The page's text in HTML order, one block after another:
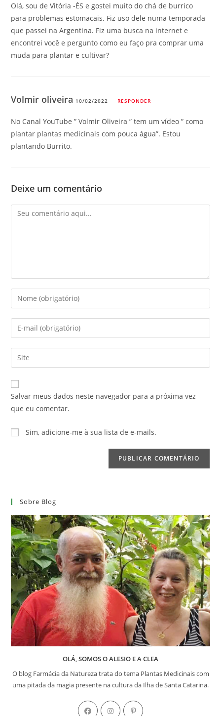
Olá, sou de Vitória -ÉS e gostei muito do chá de burrico
para problemas estomacais. Fiz uso dele numa temporada
que passei na Argentina. Fiz uma busca na internet e
encontrei você e pergunto como eu faço pra comprar uma
muda para plantar e cultivar?
Volmir oliveira 10/02/2022 RESPONDER
No Canal YouTube ” Volmir Oliveira ” tem um vídeo ” como
plantar plantas medicinais com pouca água”. Estou
plantando Burrito.
Deixe um comentário
Comentário
Digite
seu
nome
ou
de
usuário
para
comentar
Digite
seu
endereço
de
mail
para
comentar
Digite
o
URL
do
site
(opcional)
Salvar meus dados neste navegador para a próxima vez
que eu comentar.
Sim, adicione-me à sua lista de e-mails.
Sobre Blog
OLÁ, SOMOS O ALESIO E A CLEA
O blog Farmácia da Natureza trata do tema Plantas Medicinais com
uma pitada da magia presente na cultura da Ilha de Santa Catarina.
Abre
Abre
Abre